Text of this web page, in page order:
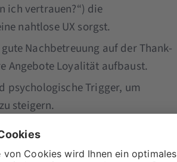
ich vertrauen?“) die
nahtlose UX sorgst.
Nachbetreuung auf der Thank-
Angebote Loyalität aufbaust.
psychologische Trigger, um
steigern.
die Conversion Rate auf
– hör jetzt rein, um das Beste aus